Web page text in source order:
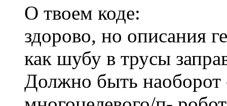
О твоем коде:
здорово, но описания
как шубу в трусы
Должно быть